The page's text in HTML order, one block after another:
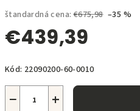
štandardná cena: €675,98 –35 %
€439,39
cena:
Kód: 22090200-60-0010
+
−
R
M
O